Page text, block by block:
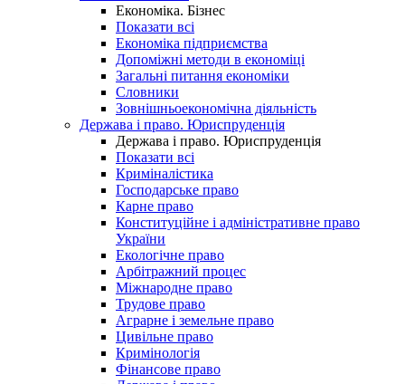
Економіка. Бізнес
Показати всі
Економіка підприємства
Допоміжні методи в економіці
Загальні питання економіки
Словники
Зовнішньоекономічна діяльність
Держава і право. Юриспруденція
Держава і право. Юриспруденція
Показати всі
Криміналістика
Господарське право
Карне право
Конституційне і адміністративне право
України
Екологічне право
Арбітражний процес
Міжнародне право
Трудове право
Аграрне і земельне право
Цивільне право
Кримінологія
Фінансове право